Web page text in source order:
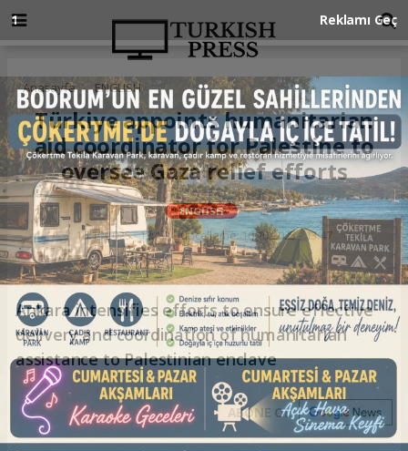
Anasayfa ENGLISH
Türkiye appoints humanitarian
aid coordinator for Palestine to
oversee Gaza relief efforts
ENGLISH
16.10.2025 - 13:47, Güncelleme: 16.10.2025 - 13:47
Ankara intensifies efforts to ensure effective
delivery and coordination of humanitarian
assistance to Palestinian enclave
ABONE OL